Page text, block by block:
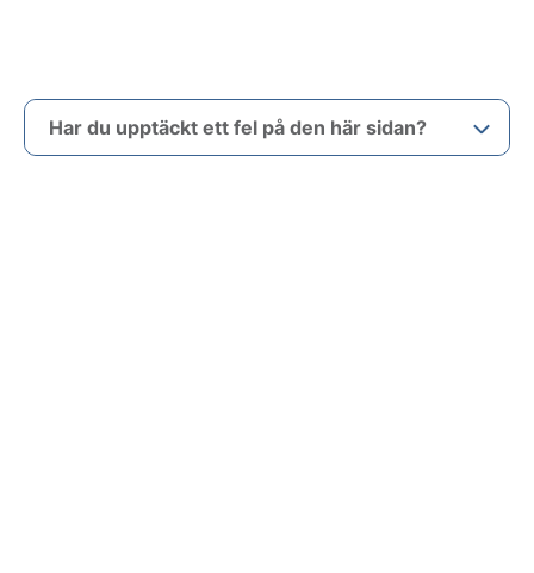
Har du upptäckt ett fel på den här sidan?